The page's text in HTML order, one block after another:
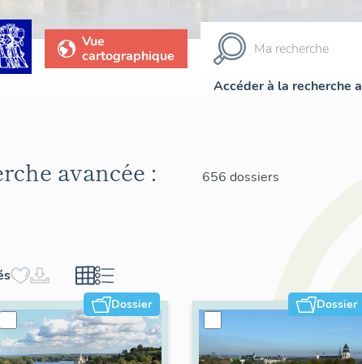
Vue
cartographique
Accéder à la recherche
avancée : 656 dossiers
Dossier Dossier